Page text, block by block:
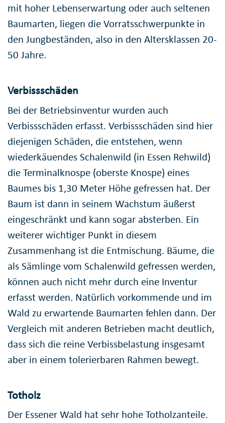
mit hoher Lebenserwartung oder auch seltenen
Baumarten, liegen die Vorratsschwerpunkte in
den Jungbeständen, also in den Altersklassen 20-
50 Jahre.
Verbissschäden
Bei der Betriebsinventur wurden auch
Verbissschäden erfasst. Verbissschäden sind hier
diejenigen Schäden, die entstehen, wenn
wiederkäuendes Schalenwild (in Essen Rehwild)
die Terminalknospe (oberste Knospe) eines
Baumes bis 1,30 Meter Höhe gefressen hat. Der
Baum ist dann in seinem Wachstum äußerst
eingeschränkt und kann sogar absterben. Ein
weiterer wichtiger Punkt in diesem
Zusammenhang ist die Entmischung. Bäume, die
als Sämlinge vom Schalenwild gefressen werden,
können auch nicht mehr durch eine Inventur
erfasst werden. Natürlich vorkommende und im
Wald zu erwartende Baumarten fehlen dann. Der
Vergleich mit anderen Betrieben macht deutlich,
dass sich die reine Verbissbelastung insgesamt
aber in einem tolerierbaren Rahmen bewegt.
Totholz
Der Essener Wald hat sehr hohe Totholzanteile.